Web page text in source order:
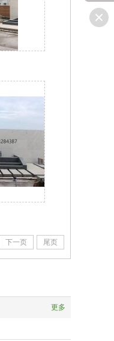
下一页 尾页
更多